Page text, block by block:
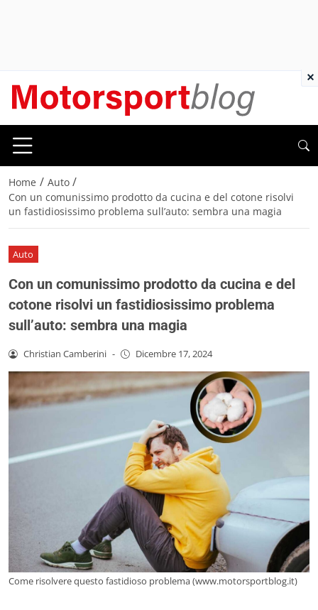
Home / Auto /
Con un comunissimo prodotto da cucina e del cotone risolvi
un fastidiosissimo problema sull’auto: sembra una magia
Auto
Con un comunissimo prodotto da cucina e del
cotone risolvi un fastidiosissimo problema
sull’auto: sembra una magia
Christian Camberini - Dicembre 17, 2024
Come risolvere questo fastidioso problema (www.motorsportblog.it)
×